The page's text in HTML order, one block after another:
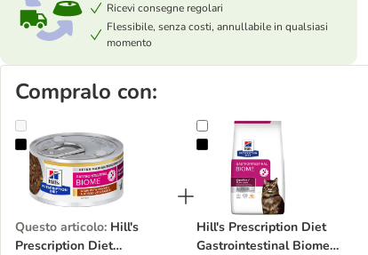
Ricevi consegne regolari
Flessibile, senza costi, annullabile in qualsiasi
momento
Compralo con:
Hill's Prescription Diet Gastrointestinal Biome Spezzatino
Questo articolo: Hill's
Prescription Diet
Hill's Prescription Diet
Hill's Prescription Diet
Gastrointestinal Biome